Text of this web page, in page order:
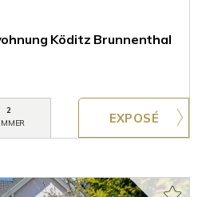
Köditz Brunnenthal
2